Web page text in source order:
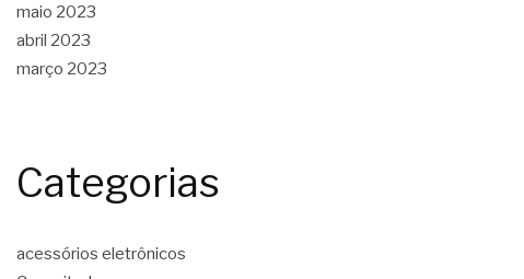
maio 2023
abril 2023
março 2023
Categorias
acessórios eletrônicos